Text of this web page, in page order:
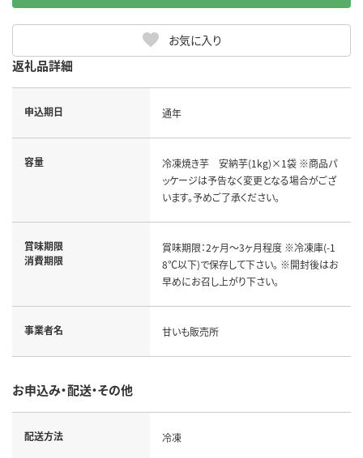
お気に入り
返礼品詳細
申込期日 通年
容量
冷凍焼き芋 安納芋(1kg)×1袋 ※商品パ
ッケージは予告なく変更となる場合がござ
います。予めご了承ください。
賞味期限
消費期限
賞味期限：2ヶ月～3ヶ月程度 ※冷凍庫(-1
8℃以下)で保存して下さい。 ※開封後はお
早めにお召し上がり下さい。
事業者名 甘いも販売所
お申込み・配送・その他
配送方法 冷凍